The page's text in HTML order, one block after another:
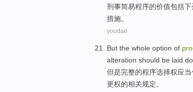
刑事简易程序的价值包括下
措施。
youdao
But the whole option of
alteration should be laid
但是完整的程序选择权应当
更权的相关规定。